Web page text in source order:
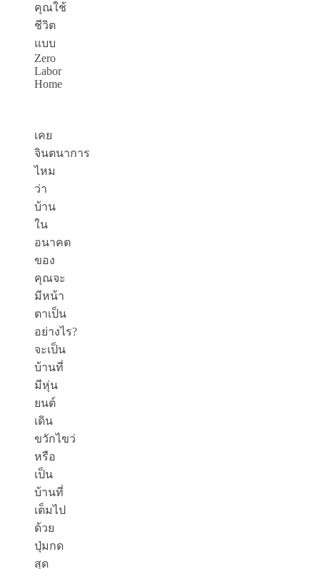
คุณใช้
ชีวิต
แบบ
Zero
Labor
Home
เคย
จินตนาการ
ไหม
ว่า
บ้าน
ใน
อนาคต
ของ
คุณจะ
มีหน้า
ตาเป็น
อย่างไร?
จะเป็น
บ้านที่
มีหุ่น
ยนต์
เดิน
ขวักไขว่
หรือ
เป็น
บ้านที่
เต็มไป
ด้วย
ปุ่มกด
สุด